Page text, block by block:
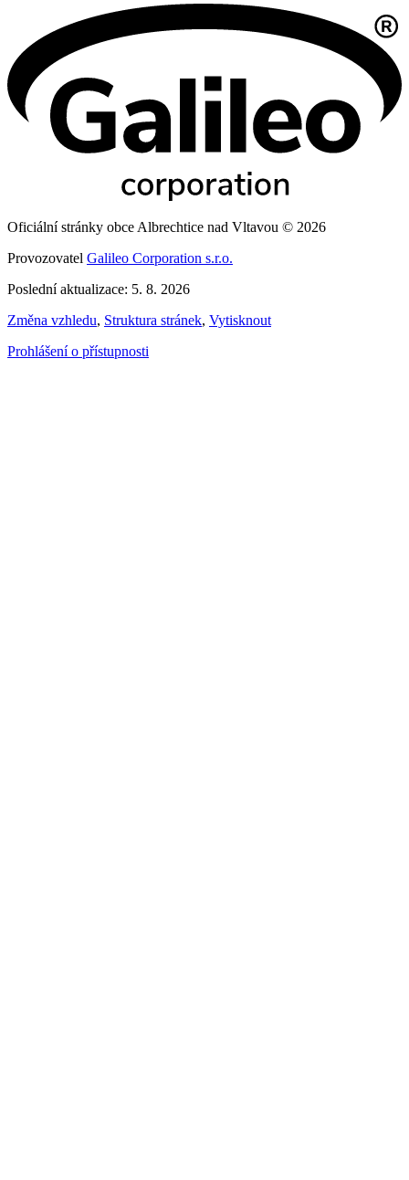
Oficiální stránky obce Albrechtice nad Vltavou © 2026
Provozovatel Galileo Corporation s.r.o.
Poslední aktualizace: 5. 8. 2026
Změna vzhledu, Struktura stránek, Vytisknout
Prohlášení o přístupnosti